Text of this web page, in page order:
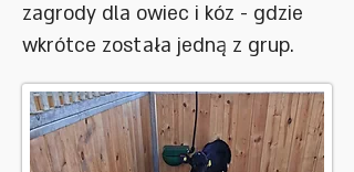
zagrody dla owiec i kóz - gdzie
wkrótce została jedną z grup.